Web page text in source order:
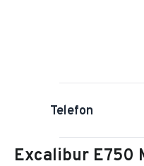
Telefon
Excalibur E750